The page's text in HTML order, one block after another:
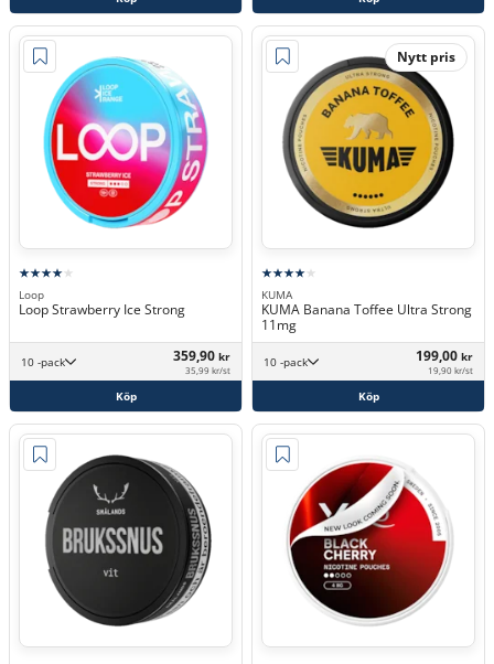
Loop
Loop Strawberry Ice Strong
10 -pack 359,90 kr
35,99 kr/st
Köp
Nytt pris
KUMA
KUMA Banana Toffee Ultra Strong
11mg
10 -pack 199,00 kr
19,90 kr/st
Köp